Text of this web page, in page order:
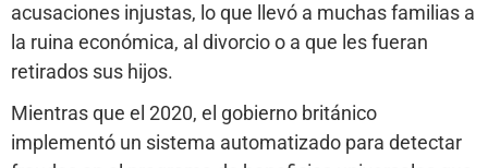
acusaciones injustas, lo que llevó a muchas familias a
la ruina económica, al divorcio o a que les fueran
retirados sus hijos.
Mientras que el 2020, el gobierno británico
implementó un sistema automatizado para detectar